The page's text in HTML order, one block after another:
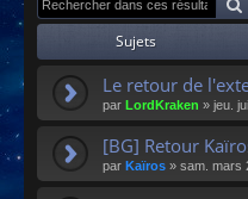
Sujets
Le retour de
par LordKraken » jeu.
[BG] Retour
par Kaïros » sam. mars